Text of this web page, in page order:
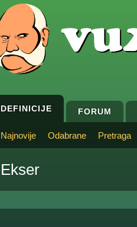
DEFINICIJE FORUM
Najnovije Odabrane Pretraga
Ekser